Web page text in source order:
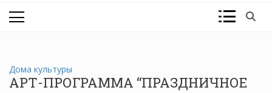
Дома культуры
АРТ-ПРОГРАММА “ПРАЗДНИЧНОЕ